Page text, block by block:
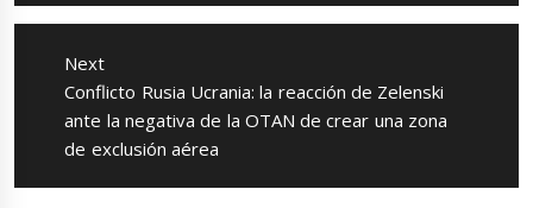
Next
Next
post:
Conflicto Rusia Ucrania: la reacción de Zelenski
ante la negativa de la OTAN de crear una zona
de exclusión aérea